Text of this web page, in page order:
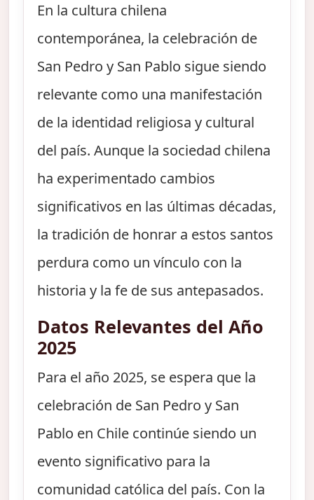
En la cultura chilena
contemporánea, la celebración de
San Pedro y San Pablo sigue siendo
relevante como una manifestación
de la identidad religiosa y cultural
del país. Aunque la sociedad chilena
ha experimentado cambios
significativos en las últimas décadas,
la tradición de honrar a estos santos
perdura como un vínculo con la
historia y la fe de sus antepasados.
Datos Relevantes del Año
2025
Para el año 2025, se espera que la
celebración de San Pedro y San
Pablo en Chile continúe siendo un
evento significativo para la
comunidad católica del país. Con la